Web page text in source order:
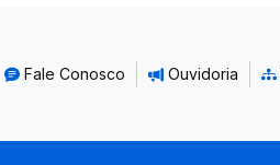
Fale Conosco Ouvidoria